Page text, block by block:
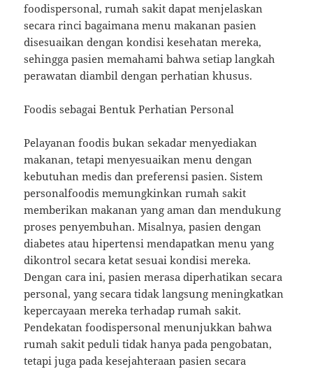
foodispersonal, rumah sakit dapat menjelaskan
secara rinci bagaimana menu makanan pasien
disesuaikan dengan kondisi kesehatan mereka,
sehingga pasien memahami bahwa setiap langkah
perawatan diambil dengan perhatian khusus.
Foodis sebagai Bentuk Perhatian Personal
Pelayanan foodis bukan sekadar menyediakan
makanan, tetapi menyesuaikan menu dengan
kebutuhan medis dan preferensi pasien. Sistem
personalfoodis memungkinkan rumah sakit
memberikan makanan yang aman dan mendukung
proses penyembuhan. Misalnya, pasien dengan
diabetes atau hipertensi mendapatkan menu yang
dikontrol secara ketat sesuai kondisi mereka.
Dengan cara ini, pasien merasa diperhatikan secara
personal, yang secara tidak langsung meningkatkan
kepercayaan mereka terhadap rumah sakit.
Pendekatan foodispersonal menunjukkan bahwa
rumah sakit peduli tidak hanya pada pengobatan,
tetapi juga pada kesejahteraan pasien secara